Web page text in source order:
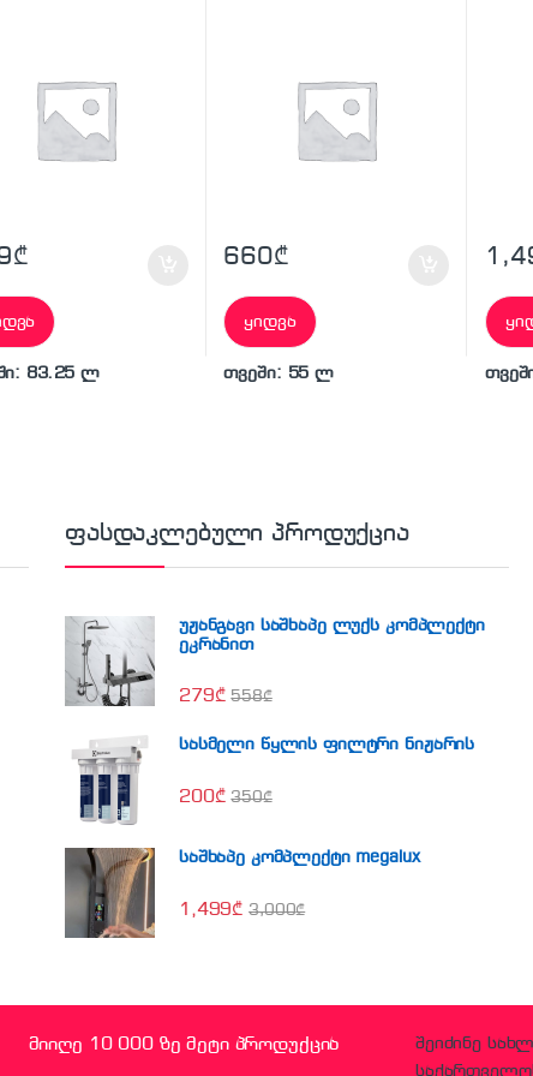
₾
83.25 ლ
660₾
ყიდვა
თვეში: 55 ლ
ფასდაკლებული პროდუქცია
უჟანგავი საშხაპე ლუქს კომპლექტი
ეკრანით
279₾ 558₾
სასმელი წყლის ფილტრი ნიჟარის
200₾ 350₾
საშხაპე კომპლექტი megalux
1,499₾ 3,000₾
მიიღე 10 000 ზე მეტი პროდუქცია
შეიძინე